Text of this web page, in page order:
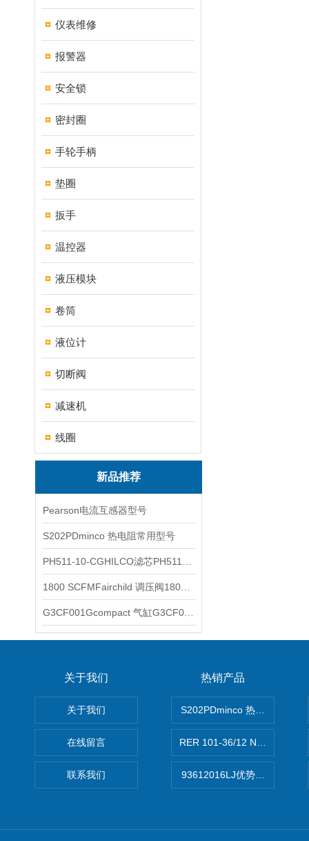
仪表维修
报警器
安全锁
密封圈
手轮手柄
垫圈
扳手
温控器
液压模块
卷筒
液位计
切断阀
减速机
线圈
新品推荐
Pearson电流互感器型号
S202PDminco 热电阻常用型号
关于我们
关于我们
在线留言
联系我们
热销产品
S202PDminco 热电阻
RER 101-36/12 NHH离心
93612016LJ优势供应美国